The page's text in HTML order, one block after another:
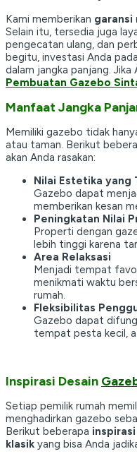
Kami memberikan garansi
Selain itu, tersedia juga
pengecatan ulang, dan
begitu, investasi Anda
dalam jangka panjang.
Pembuatan Gazebo
Manfaat Jangka
Memiliki gazebo tidak
atau taman. Berikut
akan Anda rasakan:
Nilai Estetika yang
Gazebo dapat
memberikan kesan
Peningkatan Nilai
Properti dengan
lebih tinggi karena
Area Relaksasi
Menjadi tempat
menikmati waktu
rumah.
Fleksibilitas
Gazebo dapat
tempat pesta kecil,
Inspirasi Desain
Setiap pemilik rumah
menghadirkan gazebo
Berikut beberapa
klasik yang bisa Anda